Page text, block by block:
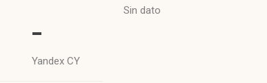
-
Yandex CY
Sin dato